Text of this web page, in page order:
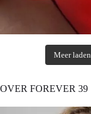
Meer laden
OVER FOREVER 39